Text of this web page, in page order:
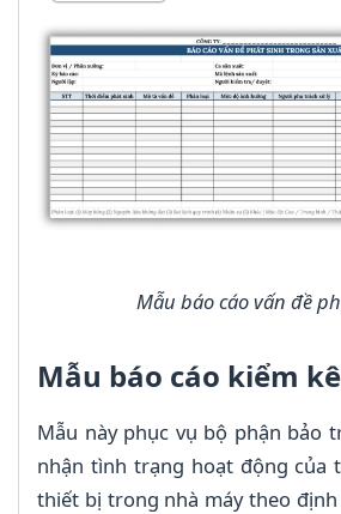
Mẫu báo cáo vấn đề
Mẫu báo cáo kiểm
Mẫu này phục vụ bộ phận bảo
nhận tình trạng hoạt động của
thiết bị trong nhà máy theo